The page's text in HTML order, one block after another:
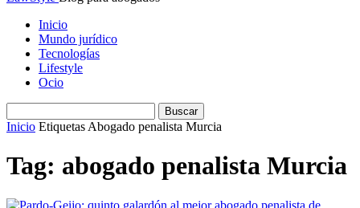
Inicio
Mundo jurídico
Tecnologías
Lifestyle
Ocio
Inicio Etiquetas Abogado penalista Murcia
Tag: abogado penalista Murcia